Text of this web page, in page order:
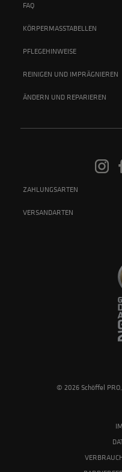
FAQ
KÖRPERMASSTABELLEN
PFLEGEHINWEISE
REINIGEN UND IMPRÄGNIEREN
ÄNDERN UND REPARIEREN
ZAHLUNGSARTEN
VERSANDARTEN
© 2026 Schöffel